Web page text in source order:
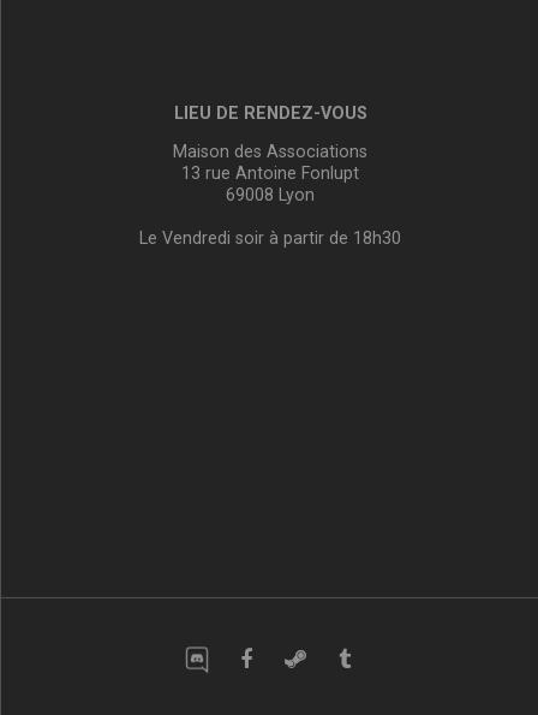
LIEU DE RENDEZ-VOUS
Maison des Associations
13 rue Antoine Fonlupt
69008 Lyon
Le Vendredi soir à partir de 18h30